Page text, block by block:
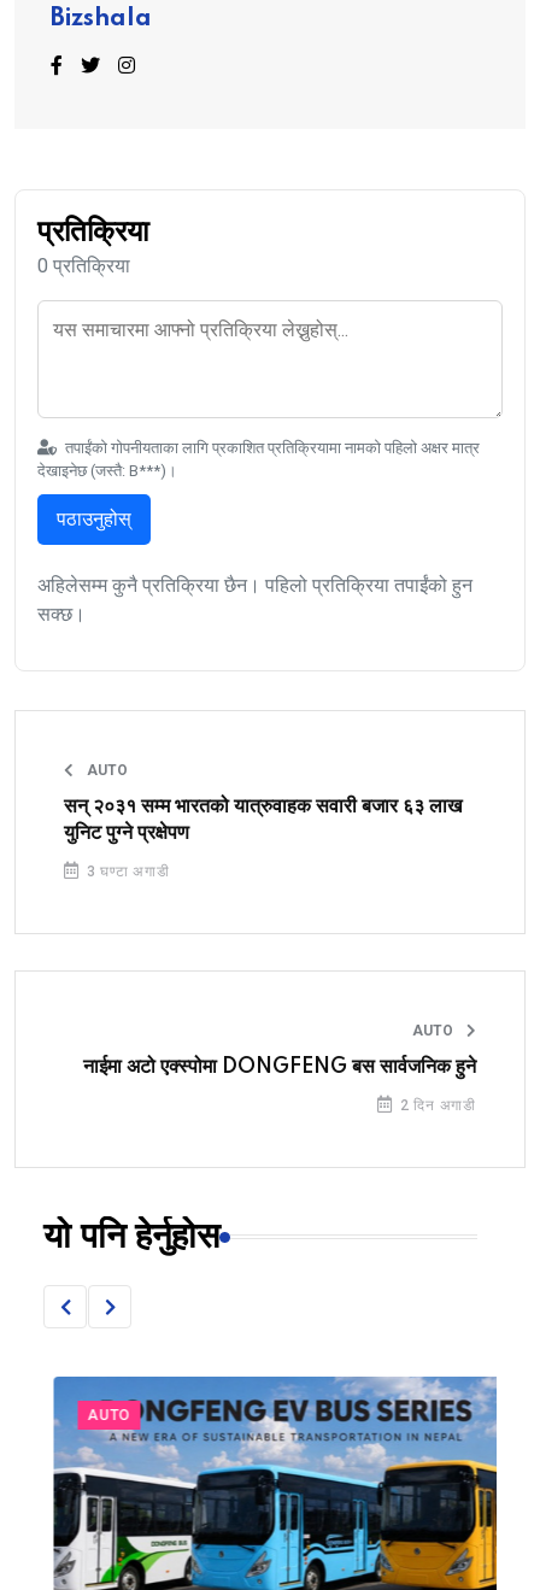
Bizshala
प्रतिक्रिया
0 प्रतिक्रिया
तपाईंको गोपनीयताका लागि प्रकाशित प्रतिक्रियामा नामको पहिलो अक्षर मात्र
देखाइनेछ (जस्तै: B***)।
पठाउनुहोस्
अहिलेसम्म कुनै प्रतिक्रिया छैन। पहिलो प्रतिक्रिया तपाईंको हुन
सक्छ।
AUTO
सन् २०३१ सम्म भारतको यात्रुवाहक सवारी बजार ६३ लाख
युनिट पुग्ने प्रक्षेपण
3 घण्टा अगाडी
AUTO
नाईमा अटो एक्स्पोमा DONGFENG बस सार्वजनिक हुने
2 दिन अगाडी
यो पनि हेर्नुहोस
AUTO